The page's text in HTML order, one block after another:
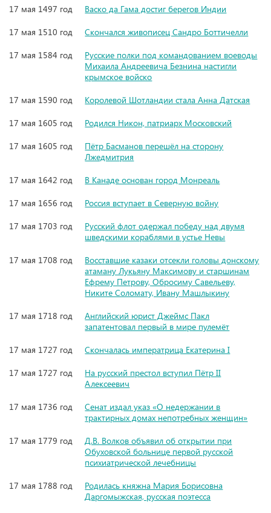
17 мая 1497 год
Васко да Гама достиг берегов Индии
17 мая 1510 год
Скончался живописец Сандро Боттичелли
17 мая 1584 год
Русские полки под командованием воеводы
Михаила Андреевича Безнина настигли
крымское войско
17 мая 1590 год
Королевой Шотландии стала Анна Датская
17 мая 1605 год
Родился Никон, патриарх Московский
17 мая 1605 год
Пётр Басманов перешёл на сторону
Лжедмитрия
17 мая 1642 год
В Канаде основан город Монреаль
17 мая 1656 год
Россия вступает в Северную войну
17 мая 1703 год
Русский флот одержал победу над двумя
шведскими кораблями в устье Невы
17 мая 1708 год
Восставшие казаки отсекли головы донскому
атаману Лукьяну Максимову и старшинам
Ефрему Петрову, Обросиму Савельеву,
Никите Соломату, Ивану Машлыкину
17 мая 1718 год
Английский юрист Джеймс Пакл
запатентовал первый в мире пулемёт
17 мая 1727 год
Скончалась императрица Екатерина I
17 мая 1727 год
На русский престол вступил Пётр II
Алексеевич
17 мая 1736 год
Сенат издал указ «О недержании в
трактирных домах непотребных женщин»
17 мая 1779 год
Д.В. Волков объявил об открытии при
Обуховской больнице первой русской
психиатрической лечебницы
17 мая 1788 год
Родилась княжна Мария Борисовна
Даргомыжская, русская поэтесса